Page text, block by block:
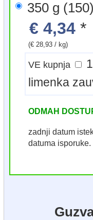
350 g
€ 4,34 *
(€ 28,93 / kg)
VE kupnja
limenka
ODMAH
zadnji datum
datuma isporuke.